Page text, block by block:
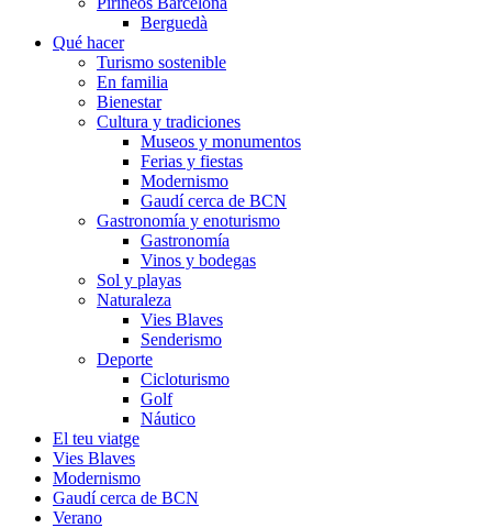
Berguedà
Qué hacer
Turismo sostenible
En familia
Bienestar
Cultura y tradiciones
Museos y monumentos
Ferias y fiestas
Modernismo
Gaudí cerca de BCN
Gastronomía y enoturismo
Gastronomía
Vinos y bodegas
Sol y playas
Naturaleza
Vies Blaves
Senderismo
Deporte
Cicloturismo
Golf
Náutico
El teu viatge
Vies Blaves
Modernismo
Gaudí cerca de BCN
Verano